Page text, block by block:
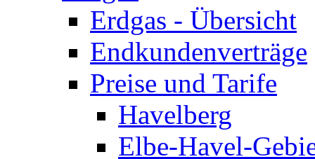
Erdgas - Übersicht
Endkundenverträge
Preise und Tarife
Havelberg
Elbe-Havel-